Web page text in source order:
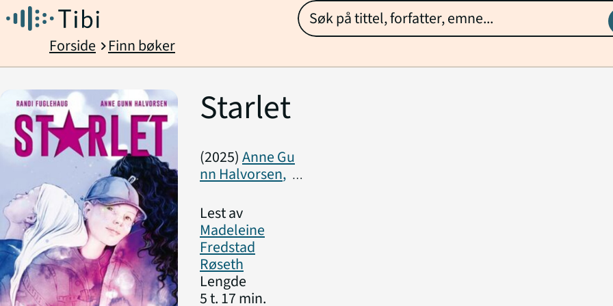
Forside chevron_rightFinn bøker
Starlet
(2025)Anne Gu
nn Halvorsen,
ug
Lest av
Madeleine
Fredstad
Røseth
Lengde
5 t. 17 min.